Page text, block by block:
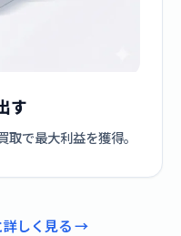
す
で最大利益を獲得。
詳しく見る →